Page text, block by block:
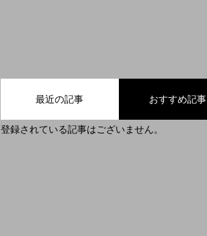
最近の記事 おすすめ記事
登録されている記事はございません。